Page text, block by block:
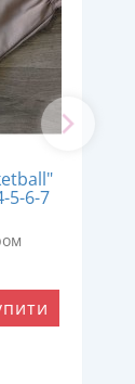
5-6-7